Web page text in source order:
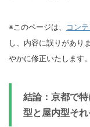
※このページは、 コン
し、内容に誤りがあり
やかに修正いたします。
結論：京都で
型と屋内型そ